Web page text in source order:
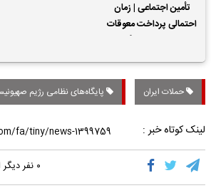
تأمین اجتماعی | زمان
احتمالی پرداخت معوقات
حملات ایران پایگاه‌های نظامی رژیم
لینک کوتاه خبر :
۰ نفر